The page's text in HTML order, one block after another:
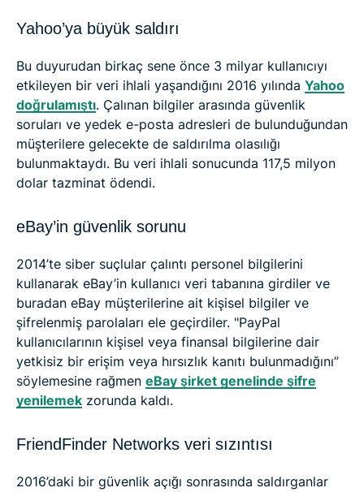
Yahoo’ya büyük saldırı
Bu duyurudan birkaç sene önce 3 milyar kullanıcıyı
etkileyen bir veri ihlali yaşandığını 2016 yılında Yahoo
doğrulamıştı. Çalınan bilgiler arasında güvenlik
soruları ve yedek e-posta adresleri de bulunduğundan
müşterilere gelecekte de saldırılma olasılığı
bulunmaktaydı. Bu veri ihlali sonucunda 117,5 milyon
dolar tazminat ödendi.
eBay’in güvenlik sorunu
2014’te siber suçlular çalıntı personel bilgilerini
kullanarak eBay’in kullanıcı veri tabanına girdiler ve
buradan eBay müşterilerine ait kişisel bilgiler ve
şifrelenmiş parolaları ele geçirdiler. "PayPal
kullanıcılarının kişisel veya finansal bilgilerine dair
yetkisiz bir erişim veya hırsızlık kanıtı bulunmadığını”
söylemesine rağmen eBay şirket genelinde şifre
yenilemek zorunda kaldı.
FriendFinder Networks veri sızıntısı
2016’daki bir güvenlik açığı sonrasında saldırganlar